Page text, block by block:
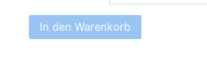
Hundehalsband
magisch
In den Warenkorb